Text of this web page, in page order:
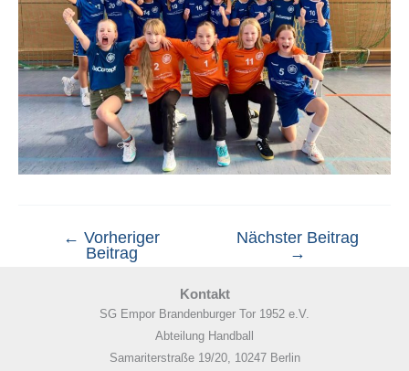
← Vorheriger
Beitrag
Nächster Beitrag
→
Kontakt
SG Empor Brandenburger Tor 1952 e.V.
Abteilung Handball
Samariterstraße 19/20, 10247 Berlin